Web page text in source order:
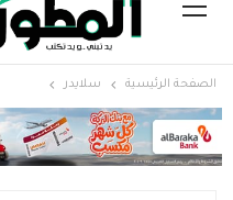
الصفحة الرئيسية سلايدر